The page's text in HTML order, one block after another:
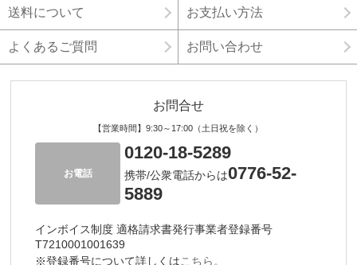
送料について お支払い方法
よくあるご質問 お問い合わせ
お問合せ
【営業時間】9:30～17:00（土日祝を除く）
お電話
0120-18-5289
携帯/公衆電話からは0776-52-
5889
インボイス制度 適格請求書発行事業者登録番号
T7210001001639
※登録番号について詳しくはこちら。